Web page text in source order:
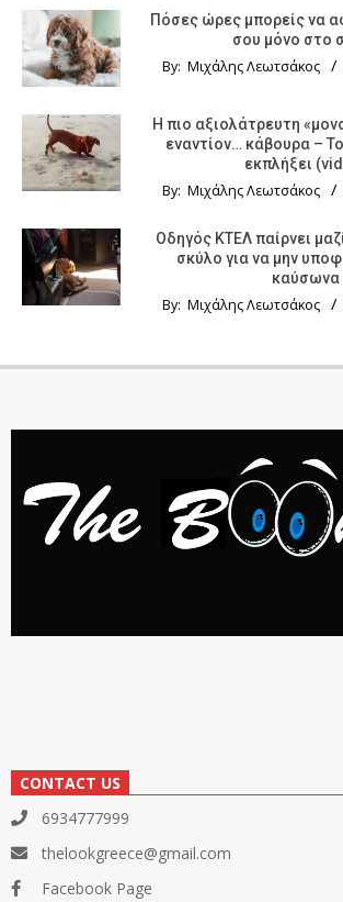
Πόσες ώρες μπορείς να
σου μόνο στο
By: Μιχάλης Λεωτσάκος
Η πιο αξιολάτρευτη
εναντίον… κάβουρα –
εκπλήξει
By: Μιχάλης Λεωτσάκος
Οδηγός KTΕΛ παίρνει
σκύλο για να μην
καύσωνα
By: Μιχάλης Λεωτσάκος
CONTACT US
6934777999
thelookgreece@gmail.com
Facebook Page